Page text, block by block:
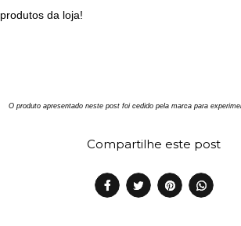
da loja!
O produto apresentado neste post foi cedido pela marca para
Compartilhe este post